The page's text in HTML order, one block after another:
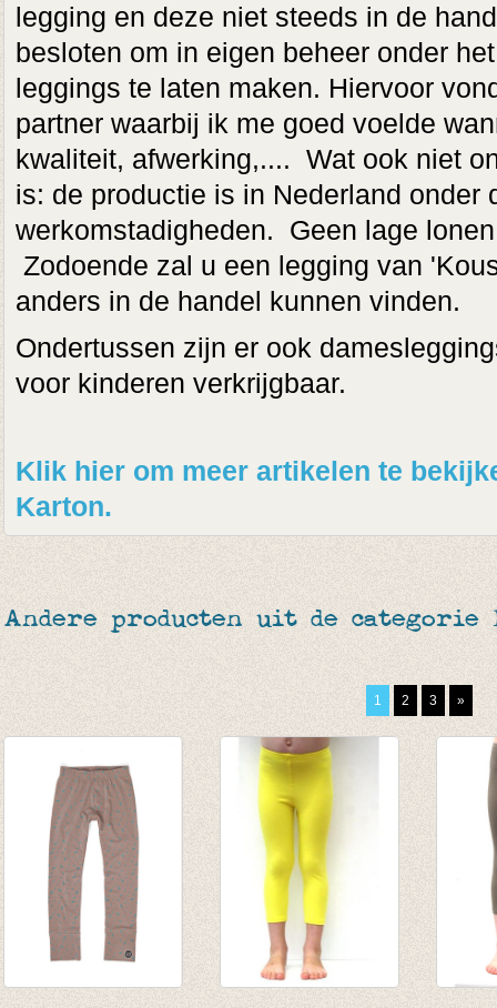
legging en deze niet steeds in de
besloten om in eigen beheer onder
leggings te laten maken. Hiervoor
partner waarbij ik me goed voelde
kwaliteit, afwerking,.... Wat ook niet
is: de productie is in Nederland onder
werkomstadigheden. Geen lage
Zodoende zal u een legging van
anders in de handel kunnen vinden.
Ondertussen zijn er ook
voor kinderen verkrijgbaar.
Klik hier om meer artikelen te
Karton.
Andere producten uit de categorie
1 2 3 »